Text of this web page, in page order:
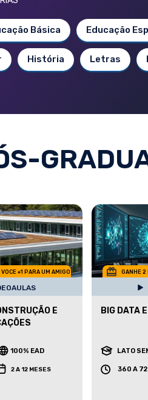
Básica Educação
História Letras
+1 PARA UM AMIGO
E
100% EAD
2 A 12 MESES
GANHE 2
BIG DATA
LATO
360 A